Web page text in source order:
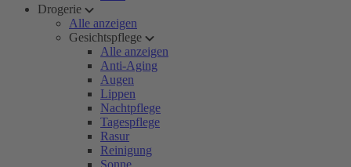
Drogerie
Alle anzeigen
Gesichtspflege
Alle anzeigen
Anti-Aging
Augen
Lippen
Nachtpflege
Tagespflege
Rasur
Reinigung
Sonne